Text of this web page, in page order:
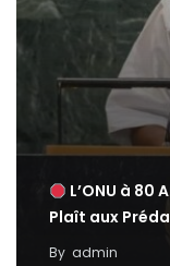
L’ONU à 80
Plaît aux
By admin